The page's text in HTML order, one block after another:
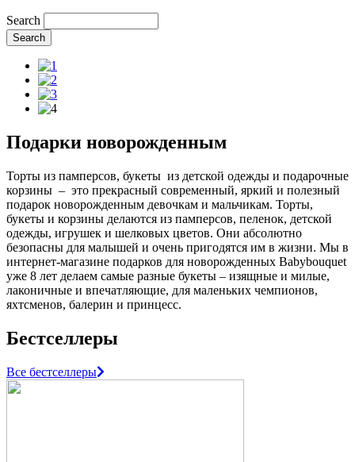
Search
Подарки новорожденным
Торты из памперсов, букеты из детской одежды и подарочные
корзины – это прекрасный современный, яркий и полезный
подарок новорожденным девочкам и мальчикам. Торты,
букеты и корзины делаются из памперсов, пеленок, детской
одежды, игрушек и шелковых цветов. Они абсолютно
безопасны для малышей и очень пригодятся им в жизни. Мы в
интернет-магазине подарков для новорожденных Babybouquet
уже 8 лет делаем самые разные букеты – изящные и милые,
лаконичные и впечатляющие, для маленьких чемпионов,
яхтсменов, балерин и принцесс.
Бестселлеры
Все бестселлеры